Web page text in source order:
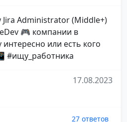
Administrator (Middle+)
🎮 компании в
или есть кого
#ищу_работника
17.08.2023
27 ответов